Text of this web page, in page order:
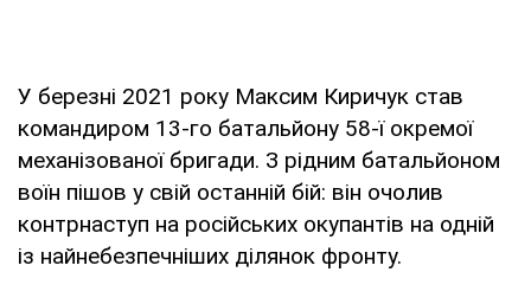
У березні 2021 року Максим Киричук став
командиром 13-го батальйону 58-ї окремої
механізованої бригади. З рідним батальйоном
воїн пішов у свій останній бій: він очолив
контрнаступ на російських окупантів на одній
із найнебезпечніших ділянок фронту.